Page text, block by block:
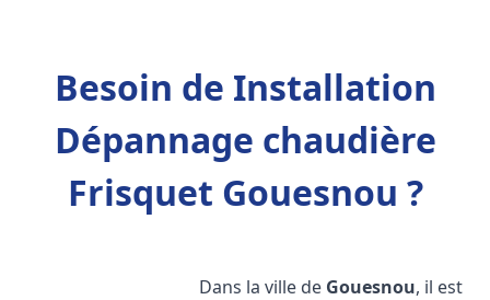
Besoin de Installation
Dépannage chaudière
Frisquet Gouesnou ?
Dans la ville de Gouesnou, il est